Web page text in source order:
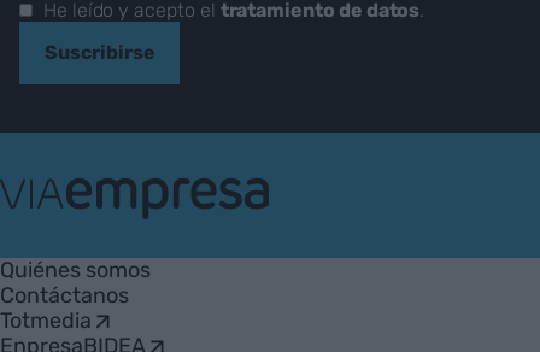
He leído y acepto el tratamiento de datos.
Suscribirse
Empresa
Quiénes somos
Contáctanos
Totmedia
EnpresaBIDEA